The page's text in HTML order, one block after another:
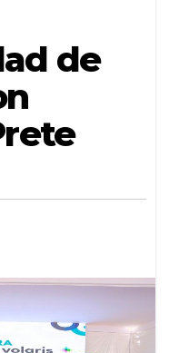
de